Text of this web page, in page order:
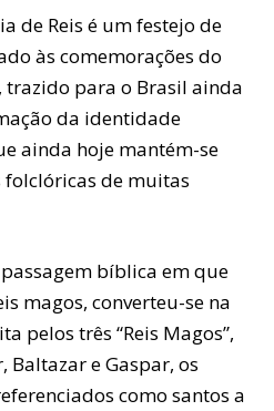
de Reis é um festejo de
às comemorações do
para o Brasil ainda
da identidade
ainda hoje mantém-se
folclóricas de muitas
bíblica em que
magos, converteu-se na
pelos três “Reis Magos”,
e Gaspar, os
como santos a